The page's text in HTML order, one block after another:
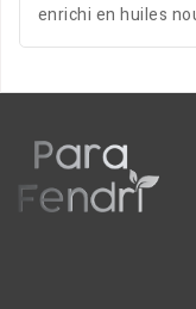
enrichi en huiles
et en provitamine